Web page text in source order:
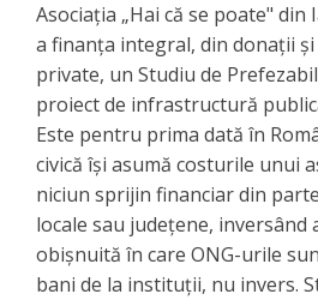
Asociația „Hai că se poate" din
a finanța integral, din donații
private, un Studiu de
proiect de infrastructură
Este pentru prima dată în
civică își asumă costurile unui
niciun sprijin financiar din
locale sau județene, inversând
obișnuită în care ONG-urile
bani de la instituții, nu invers.